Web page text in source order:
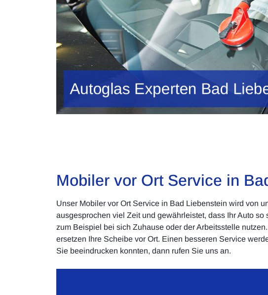
Mobiler vor Ort Service in
Unser Mobiler vor Ort Service in Bad Liebenstein wird von
ausgesprochen viel Zeit und gewährleistet, dass Ihr Auto
zum Beispiel bei sich Zuhause oder der Arbeitsstelle
ersetzen Ihre Scheibe vor Ort. Einen besseren Service
Sie beeindrucken konnten, dann rufen Sie uns an.